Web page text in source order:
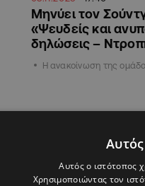
Μηνύει τον
«Ψευδείς και
δηλώσεις –
Η ανακοίνωση της
Αυτός ο ιστότοπος
Χρησιμοποιώντας τον